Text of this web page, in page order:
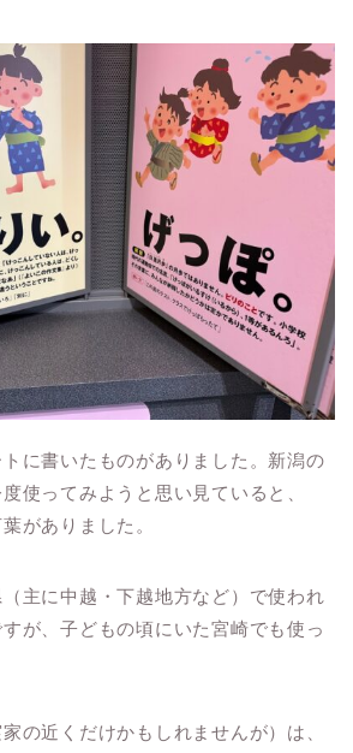
に書いたものがありました。新潟の
使ってみようと思い見ていると、
がありました。
主に中越・下越地方など）で使われ
が、子どもの頃にいた宮崎でも使っ
の近くだけかもしれませんが）は、